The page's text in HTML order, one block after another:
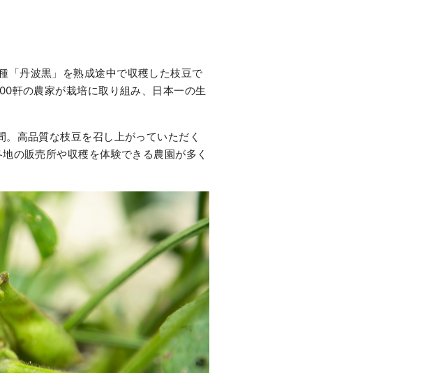
「丹波黒」を熟成途中で収穫した枝豆で
軒の農家が栽培に取り組み、日本一の生
高品質な枝豆を召し上がっていただく
の販売所や収穫を体験できる農園が多く